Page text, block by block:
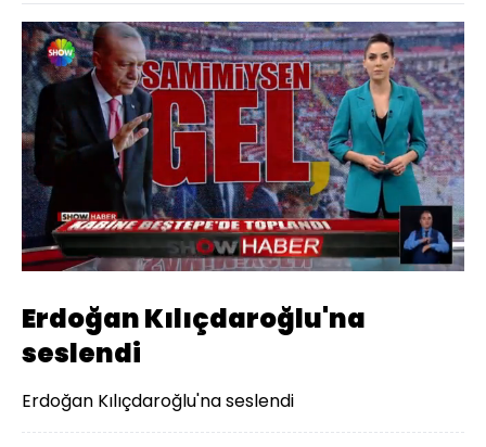
Sesi
Aç
Yüklendi:
29.40%
Oynatma
Hızı
Erdoğan Kılıçdaroğlu'na
seslendi
Erdoğan Kılıçdaroğlu'na seslendi